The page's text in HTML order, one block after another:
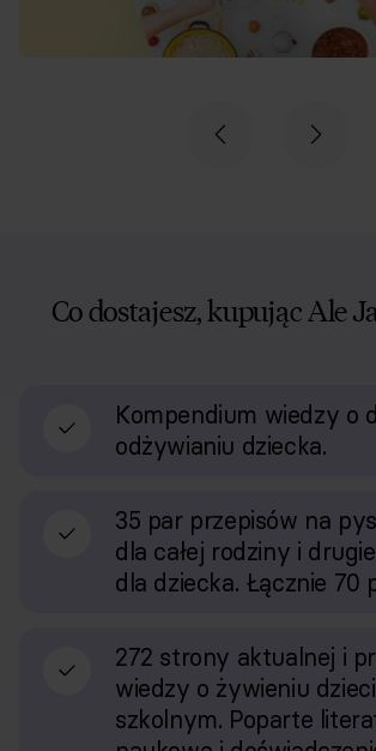
Co dostajesz, kupując Ale
Kompendium wiedzy o
odżywianiu dziecka.
35 par przepisów na
dla całej rodziny i
dla dziecka. Łącznie 70
272 strony aktualnej i
wiedzy o żywieniu
szkolnym. Poparte